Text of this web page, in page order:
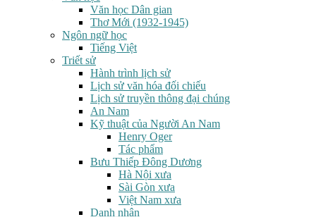
Văn học Dân gian
Thơ Mới (1932-1945)
Ngôn ngữ học
Tiếng Việt
Triết sử
Hành trình lịch sử
Lịch sử văn hóa đối chiếu
Lịch sử truyền thông đại chúng
An Nam
Kỹ thuật của Người An Nam
Henry Oger
Tác phẩm
Bưu Thiếp Đông Dương
Hà Nội xưa
Sài Gòn xưa
Việt Nam xưa
Danh nhân